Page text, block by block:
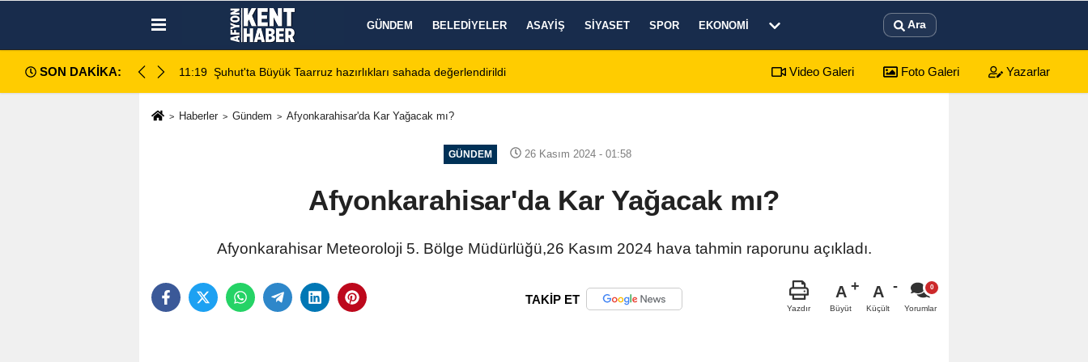
GÜNDEM BELEDIYELER ASAYIŞ SIYASET SPOR EKONOMI Ara
SON DAKİKA:
değerlendirildi 11:18 Afyon Cenaze İlanları: 7 Ağustos 2026 Cuma Defin Bilgileri Açıklandı Dinar'da beş gün sürecek festival programı açıklandı 01:17
Video Galeri Foto Galeri Yazarlar
Haberler Gündem Afyonkarahisar'da Kar Yağacak mı?
GÜNDEM 26 Kasım 2024 - 01:58
Afyonkarahisar'da Kar Yağacak mı?
Afyonkarahisar Meteoroloji 5. Bölge Müdürlüğü,26 Kasım 2024 hava tahmin raporunu açıkladı.
TAKİP ET
Yazdır
A
Büyüt
A
Küçült Yorumlar